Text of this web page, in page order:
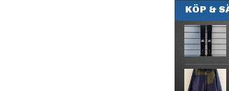
KÖP &